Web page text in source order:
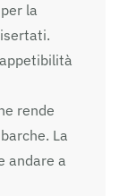
la
rende
La
andare a